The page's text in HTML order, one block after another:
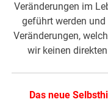
Veränderungen im
geführt werden
Veränderungen,
wir keinen
Das neue